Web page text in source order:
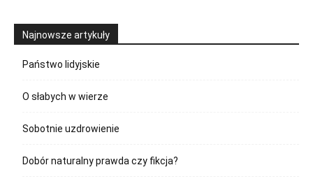
Najnowsze artykuły
Państwo lidyjskie
O słabych w wierze
Sobotnie uzdrowienie
Dobór naturalny prawda czy fikcja?